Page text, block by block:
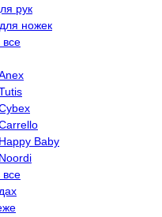
рук
ножек
все
Baby
все